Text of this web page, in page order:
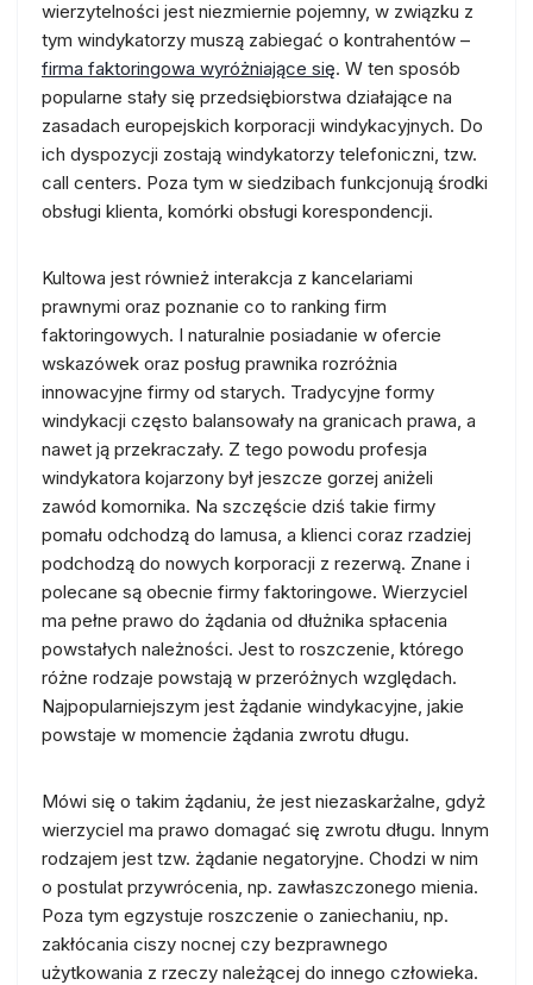
wierzytelności jest niezmiernie pojemny, w związku z
tym windykatorzy muszą zabiegać o kontrahentów –
firma faktoringowa wyróżniające się. W ten sposób
popularne stały się przedsiębiorstwa działające na
zasadach europejskich korporacji windykacyjnych. Do
ich dyspozycji zostają windykatorzy telefoniczni, tzw.
call centers. Poza tym w siedzibach funkcjonują środki
obsługi klienta, komórki obsługi korespondencji.
Kultowa jest również interakcja z kancelariami
prawnymi oraz poznanie co to ranking firm
faktoringowych. I naturalnie posiadanie w ofercie
wskazówek oraz posług prawnika rozróżnia
innowacyjne firmy od starych. Tradycyjne formy
windykacji często balansowały na granicach prawa, a
nawet ją przekraczały. Z tego powodu profesja
windykatora kojarzony był jeszcze gorzej aniżeli
zawód komornika. Na szczęście dziś takie firmy
pomału odchodzą do lamusa, a klienci coraz rzadziej
podchodzą do nowych korporacji z rezerwą. Znane i
polecane są obecnie firmy faktoringowe. Wierzyciel
ma pełne prawo do żądania od dłużnika spłacenia
powstałych należności. Jest to roszczenie, którego
różne rodzaje powstają w przeróżnych względach.
Najpopularniejszym jest żądanie windykacyjne, jakie
powstaje w momencie żądania zwrotu długu.
Mówi się o takim żądaniu, że jest niezaskarżalne, gdyż
wierzyciel ma prawo domagać się zwrotu długu. Innym
rodzajem jest tzw. żądanie negatoryjne. Chodzi w nim
o postulat przywrócenia, np. zawłaszczonego mienia.
Poza tym egzystuje roszczenie o zaniechaniu, np.
zakłócania ciszy nocnej czy bezprawnego
użytkowania z rzeczy należącej do innego człowieka.